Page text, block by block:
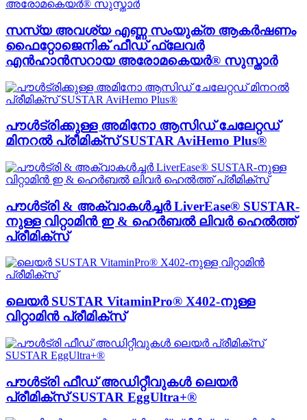
സസ്യ അവശ്യ എണ്ണ സംയുക്ത ആകർഷണം
ഫൈറ്റോജെനിക് ഫീഡ് ഫ്ലേവർ
എൻഹാൻസറായ അരോമകെയർ® സുസ്താർ
പൗൾട്രിക്കുള്ള അമിനോ ആസിഡ് ചേലേറ്റഡ്
മിനറൽ പ്രീമിക്സ് SUSTAR AviHemo Plus®
പൗൾട്രി & അക്വാകൾച്ചർ LiverEase® SUSTAR-
നുള്ള വിറ്റാമിൻ ഇ & ഹെർബൽ ലിവർ ഹെൽത്ത്
പ്രീമിക്സ്
ലെയർ SUSTAR VitaminPro® X402-നുള്ള
വിറ്റാമിൻ പ്രീമിക്സ്
പൗൾട്രി ഫീഡ് അഡിറ്റീവുകൾ ലെയർ
പ്രീമിക്സ് SUSTAR EggUltra+®